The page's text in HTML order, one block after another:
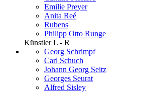
Emilie Preyer
Anita Reé
Rubens
Philipp Otto Runge
Künstler L - R
Georg Schrimpf
Carl Schuch
Johann Georg Seitz
Georges Seurat
Alfred Sisley